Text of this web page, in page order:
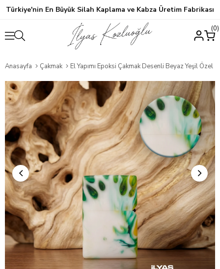
Türkiye'nin En Büyük Silah Kaplama ve Kabza Üretim Fabrikası
0
Anasayfa Çakmak El Yapımı Epoksi Çakmak Desenli Beyaz Yeşil Özel